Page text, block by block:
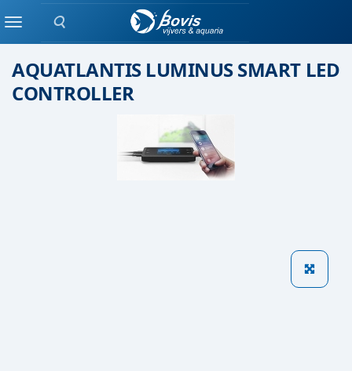
Zoeken
MenuAquatlantis
AQUATLANTIS LUMINUS SMART LED
CONTROLLER